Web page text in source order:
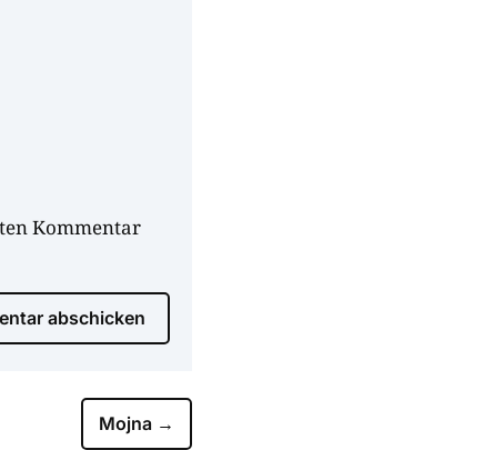
Kommentar
abschicken
Mojna →